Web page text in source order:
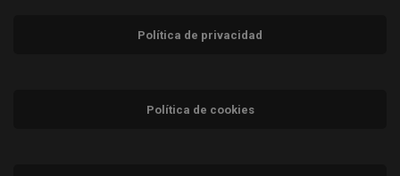
Política de privacidad
Política de cookies